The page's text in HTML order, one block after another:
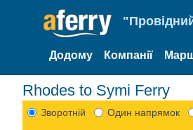
Додому Компанії
Rhodes to Symi Ferry
Зворотній Один напрямок